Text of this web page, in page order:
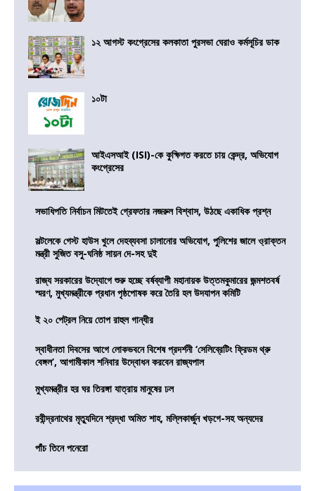
১২ আগস্ট কংগ্রেসের কলকাতা পুরসভা ঘেরাও কর্মসূচির ডাক
১০টা
আইএসআই (ISI)-কে কুক্ষিগত করতে চায় কেন্দ্র, অভিযোগ
কংগ্রেসের
সভাধিপতি নির্বাচন মিটতেই গ্রেফতার নজরুল বিশ্বাস, উঠছে একাধিক প্রশ্ন
সল্টলেকে গেস্ট হাউস খুলে দেহব্যবসা চালানোর অভিযোগ, পুলিশের জালে ও্রাক্তন
মন্ত্রী সুজিত বসু-ঘনিষ্ঠ সায়ন দে-সহ দুই
রাজ্য সরকারের উদ্যোগে শুরু হচ্ছে বর্ষব্যাপী মহানায়ক উত্তমকুমারের জন্মশতবর্ষ
স্মরণ, মুখ্যমন্ত্রীকে প্রধান পৃষ্ঠপোষক করে তৈরি হল উদযাপন কমিটি
ই ২০ পেট্রল নিয়ে তোপ রাহুল গান্ধীর
স্বাধীনতা দিবসের আগে লোকভবনে বিশেষ প্রদর্শনী ‘সেলিব্রেটিং ফ্রিডম থ্রু
বেঙ্গল’, আগামীকাল শনিবার উদ্বোধন করবেন রাজ্যপাল
মুখ্যমন্ত্রীর হর ঘর তিরঙ্গা যাত্রায় মানুষের ঢল
রবীন্দ্রনাথের মৃত্যুদিনে শ্রদ্ধা অমিত শাহ, মল্লিকার্জুন খড়গে-সহ অন্যদের
পাঁচ তিনে পনেরো